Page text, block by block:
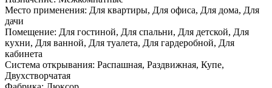
Место применения: Для квартиры, Для офиса, Для дома, Для
дачи
Помещение: Для гостиной, Для спальни, Для детской, Для
кухни, Для ванной, Для туалета, Для гардеробной, Для
кабинета
Система открывания: Распашная, Раздвижная, Купе,
Двухстворчатая